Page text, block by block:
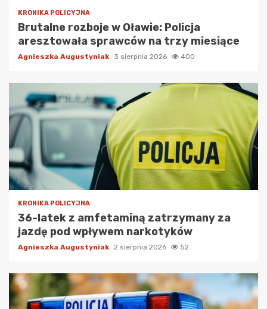
KRONIKA POLICYJNA
Brutalne rozboje w Oławie: Policja
aresztowała sprawców na trzy miesiące
Agnieszka Augustyniak 3 sierpnia 2026 400
KRONIKA POLICYJNA
36-latek z amfetaminą zatrzymany za
jazdę pod wpływem narkotyków
Agnieszka Augustyniak 2 sierpnia 2026 52